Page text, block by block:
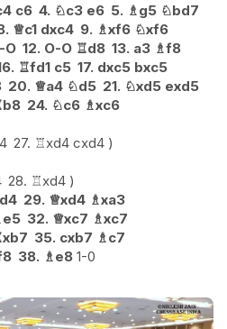
c6 4. ♘c3 e6 5. ♗ g5 ♘bd7
♕c1 dxc4 9. ♗xf6 ♘xf6
O 12. O-O ♖d8 13. a3 ♗f8
♖fd1 c5 17. dxc5 bxc5
20. ♕a4 ♘d5 21. ♘xd5 exd5
b8 24. ♘c6 ♗xc6
27. ♖xd4 cxd4
28. ♖xd4
29. ♕xd4 ♗xa3
e5 32. ♕xc7 ♗xc7
xb7 35. cxb7 ♗ c7
38. ♗ e8 1-0